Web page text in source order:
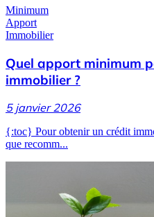
Minimum
Apport
Immobilier
Quel apport minimum
immobilier ?
5 janvier 2026
{:toc} Pour obtenir un crédit
que recomm...